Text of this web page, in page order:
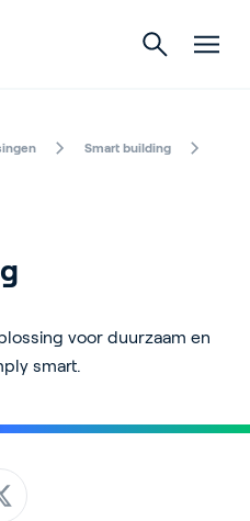
Smart building
voor duurzaam en
smart.